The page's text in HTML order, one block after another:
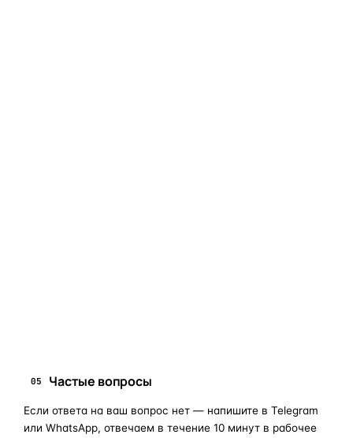
05 Частые вопросы
Если ответа на ваш вопрос нет — напишите в Telegram
или WhatsApp, отвечаем в течение 10 минут в рабочее